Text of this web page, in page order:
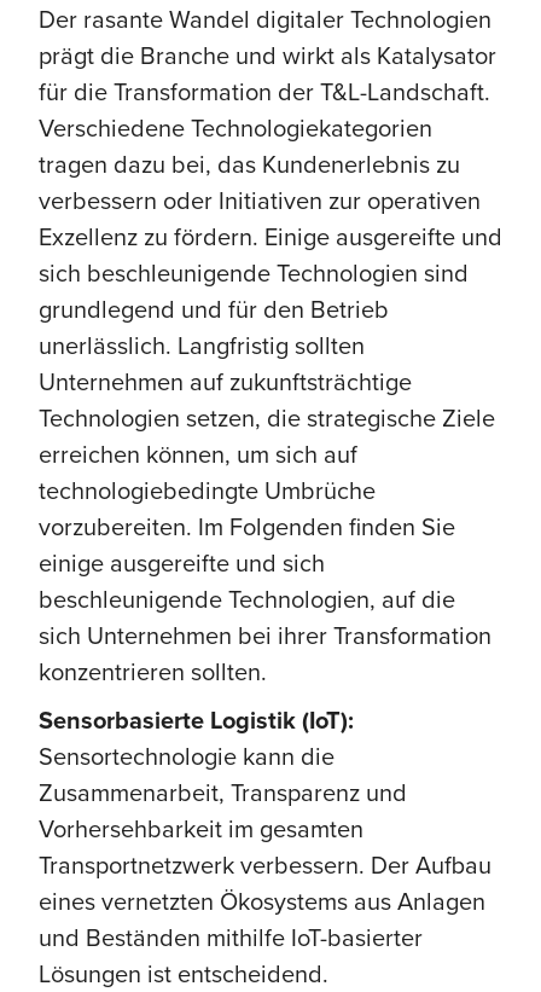
Der rasante Wandel digitaler Technologien
prägt die Branche und wirkt als Katalysator
für die Transformation der T&L-Landschaft.
Verschiedene Technologiekategorien
tragen dazu bei, das Kundenerlebnis zu
verbessern oder Initiativen zur operativen
Exzellenz zu fördern. Einige ausgereifte und
sich beschleunigende Technologien sind
grundlegend und für den Betrieb
unerlässlich. Langfristig sollten
Unternehmen auf zukunftsträchtige
Technologien setzen, die strategische Ziele
erreichen können, um sich auf
technologiebedingte Umbrüche
vorzubereiten. Im Folgenden finden Sie
einige ausgereifte und sich
beschleunigende Technologien, auf die
sich Unternehmen bei ihrer Transformation
konzentrieren sollten.
Sensorbasierte Logistik (IoT):
Sensortechnologie kann die
Zusammenarbeit, Transparenz und
Vorhersehbarkeit im gesamten
Transportnetzwerk verbessern. Der Aufbau
eines vernetzten Ökosystems aus Anlagen
und Beständen mithilfe IoT-basierter
Lösungen ist entscheidend.